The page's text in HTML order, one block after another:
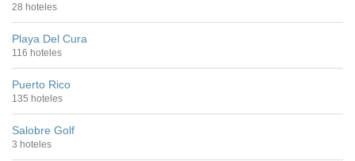
28 hoteles
Playa Del Cura
116 hoteles
Puerto Rico
135 hoteles
Salobre Golf
3 hoteles